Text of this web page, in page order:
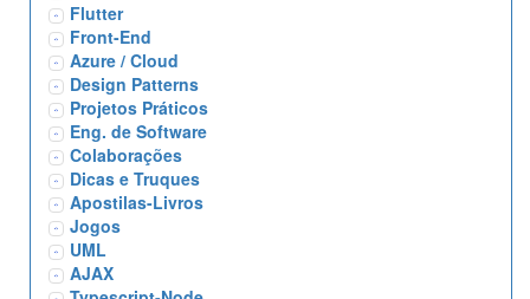
Flutter
Front-End
Azure / Cloud
Design Patterns
Projetos Práticos
Eng. de Software
Colaborações
Dicas e Truques
Apostilas-Livros
Jogos
UML
AJAX